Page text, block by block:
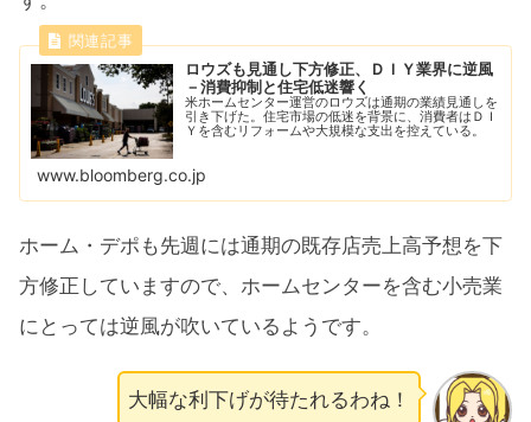
ロウズも見通し下方修正、ＤＩＹ業界に逆風
－消費抑制と住宅低迷響く
米ホームセンター運営のロウズは通期の業績見通しを
引き下げた。住宅市場の低迷を背景に、消費者はＤＩ
Ｙを含むリフォームや大規模な支出を控えている。
www.bloomberg.co.jp
ホーム・デポも先週には通期の既存店売上高予想を下
方修正していますので、ホームセンターを含む小売業
にとっては逆風が吹いているようです。
大幅な利下げが待たれるわね！